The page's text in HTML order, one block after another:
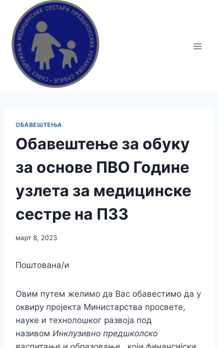
ОБАВЕШТЕЊА
Обавештење за обуку
за основе ПВО Године
узлета за медицинске
сестре на ПЗЗ
март 8, 2023
Поштована/и
Овим путем желимо да Вас обавестимо да у
оквиру пројекта Министарства просвете,
науке и технолошког развоја под
називом Инклузивно предшколско